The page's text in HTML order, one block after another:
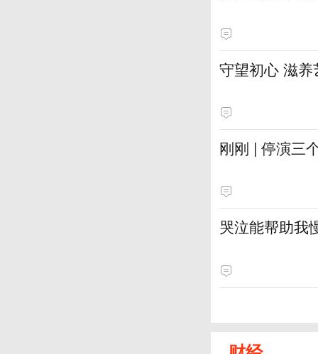
守望初心 滋
刚刚 | 停演三
哭泣能帮助我